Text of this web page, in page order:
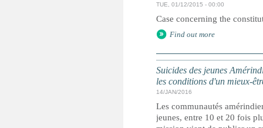
TUE, 01/12/2015 - 00:00
Case concerning the
Find out more
Suicides des jeunes
les conditions d'un mieux-
14/JAN/2016
Les communautés
jeunes, entre 10 et 20 fois